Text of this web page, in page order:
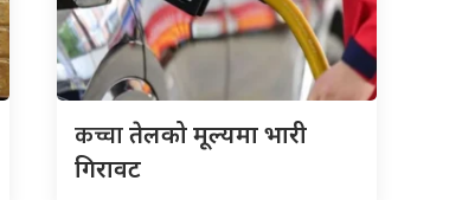
कच्चातेलको मूल्यमा भारी
गिरावट